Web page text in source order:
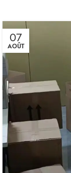
07
AOÛT